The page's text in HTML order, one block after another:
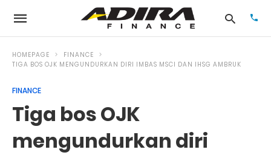
HOMEPAGE
FINANCE
TIGA BOS OJK MENGUNDURKAN DIRI IMBAS MSCI DAN IHSG AMBRUK
FINANCE
Tiga bos OJK
mengundurkan diri